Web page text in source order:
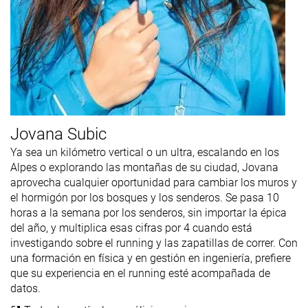
Jovana Subic
Ya sea un kilómetro vertical o un ultra, escalando en los
Alpes o explorando las montañas de su ciudad, Jovana
aprovecha cualquier oportunidad para cambiar los muros y
el hormigón por los bosques y los senderos. Se pasa 10
horas a la semana por los senderos, sin importar la épica
del año, y multiplica esas cifras por 4 cuando está
investigando sobre el running y las zapatillas de correr. Con
una formación en física y en gestión en ingeniería, prefiere
que su experiencia en el running esté acompañada de
datos.